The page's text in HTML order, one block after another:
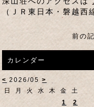
（ＪＲ東日本・磐越
前の
カレンダー
< 2026/05>
日
月 火 水 木 金
土
1
2